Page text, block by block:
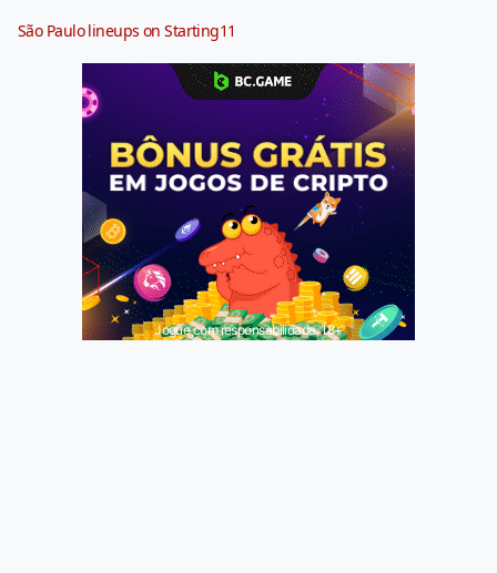
São Paulo lineups on Starting11
Jogue com responsabilidade. 18+